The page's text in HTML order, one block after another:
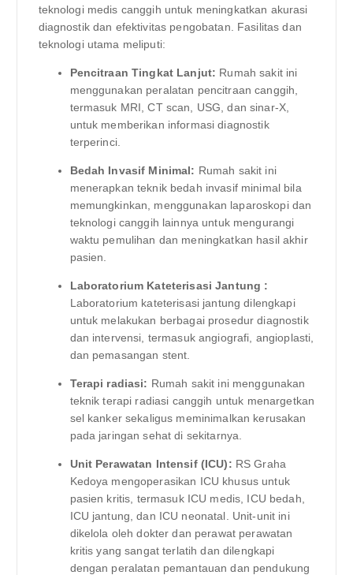
teknologi medis canggih untuk meningkatkan akurasi
diagnostik dan efektivitas pengobatan. Fasilitas dan
teknologi utama meliputi:
Pencitraan Tingkat Lanjut: Rumah sakit ini
menggunakan peralatan pencitraan canggih,
termasuk MRI, CT scan, USG, dan sinar-X,
untuk memberikan informasi diagnostik
terperinci.
Bedah Invasif Minimal: Rumah sakit ini
menerapkan teknik bedah invasif minimal bila
memungkinkan, menggunakan laparoskopi dan
teknologi canggih lainnya untuk mengurangi
waktu pemulihan dan meningkatkan hasil akhir
pasien.
Laboratorium Kateterisasi Jantung :
Laboratorium kateterisasi jantung dilengkapi
untuk melakukan berbagai prosedur diagnostik
dan intervensi, termasuk angiografi, angioplasti,
dan pemasangan stent.
Terapi radiasi: Rumah sakit ini menggunakan
teknik terapi radiasi canggih untuk menargetkan
sel kanker sekaligus meminimalkan kerusakan
pada jaringan sehat di sekitarnya.
Unit Perawatan Intensif (ICU): RS Graha
Kedoya mengoperasikan ICU khusus untuk
pasien kritis, termasuk ICU medis, ICU bedah,
ICU jantung, dan ICU neonatal. Unit-unit ini
dikelola oleh dokter dan perawat perawatan
kritis yang sangat terlatih dan dilengkapi
dengan peralatan pemantauan dan pendukung